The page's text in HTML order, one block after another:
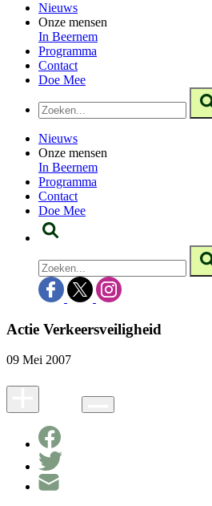
Nieuws
Onze mensen
In Beernem
Programma
Contact
Doe Mee
Nieuws
Onze mensen
In Beernem
Programma
Contact
Doe Mee
Actie Verkeersveiligheid
09 Mei 2007